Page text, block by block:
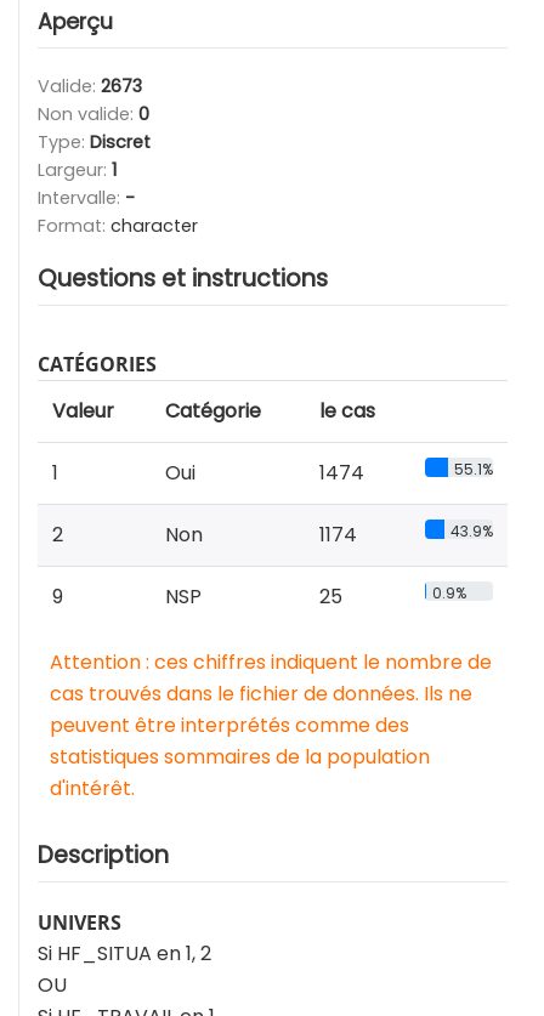
Aperçu
Valide: 2673
Non valide: 0
Type: Discret
Largeur: 1
Intervalle: -
Format: character
Questions et instructions
CATÉGORIES
Valeur Catégorie le cas
1 Oui 1474 55.1%
2 Non 1174 43.9%
9 NSP 25 0.9%
Attention : ces chiffres indiquent le nombre de
cas trouvés dans le fichier de données. Ils ne
peuvent être interprétés comme des
statistiques sommaires de la population
d'intérêt.
Description
UNIVERS
Si HF_SITUA en 1, 2
OU